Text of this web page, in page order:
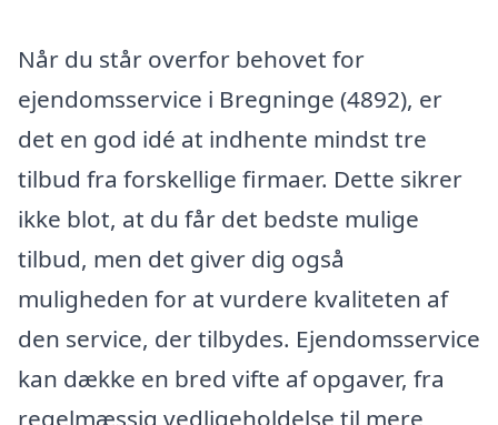
Når du står overfor behovet for
ejendomsservice i Bregninge (4892), er
det en god idé at indhente mindst tre
tilbud fra forskellige firmaer. Dette sikrer
ikke blot, at du får det bedste mulige
tilbud, men det giver dig også
muligheden for at vurdere kvaliteten af
den service, der tilbydes. Ejendomsservice
kan dække en bred vifte af opgaver, fra